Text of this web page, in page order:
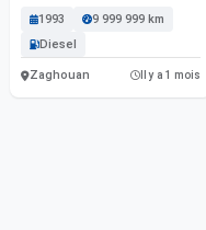
1993
9 999 999 km
Diesel
Zaghouan Il y a 1 mois